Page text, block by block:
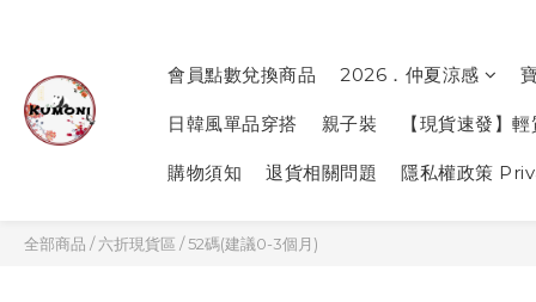
會員點數兌換商品 2026．仲夏涼感
日韓風單品穿搭 親子裝 【現貨速發】
購物須知 退貨相關問題 隱私權政策
全部商品 /六折現貨區 /52碼(建議0-3個月)